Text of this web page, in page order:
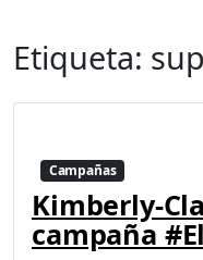
Etiqueta:
Campañas
Kimberly-
campaña